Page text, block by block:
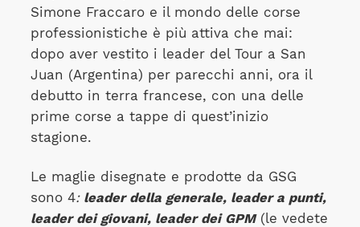
Simone Fraccaro e il mondo delle corse
professionistiche è più attiva che mai:
dopo aver vestito i leader del Tour a San
Juan (Argentina) per parecchi anni, ora il
debutto in terra francese, con una delle
prime corse a tappe di quest’inizio
stagione.
Le maglie disegnate e prodotte da GSG
sono 4:leader della generale, leader a punti,
leader dei giovani, leader dei GPM(le vedete